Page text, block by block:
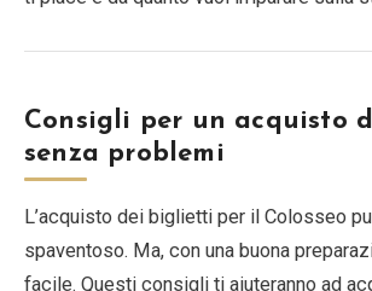
Consigli per un acquisto
senza problemi
L’acquisto dei biglietti per il Colosseo
spaventoso. Ma, con una buona
facile. Questi consigli ti aiuteranno ad